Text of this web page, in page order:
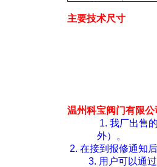
主要技术尺寸
温州科宝阀门有限公
1. 我厂出售
外）。
2. 在接到报修通知
3. 用户可以通